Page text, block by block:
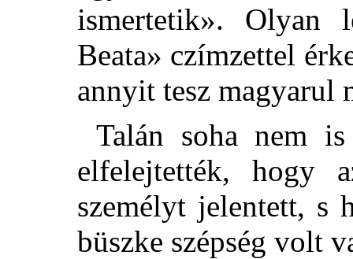
ismertetik». Olyan
Beata» czímzettel
annyit tesz magyarul
Talán soha nem
elfelejtették, hogy
személyt jelentett, s
büszke szépség volt